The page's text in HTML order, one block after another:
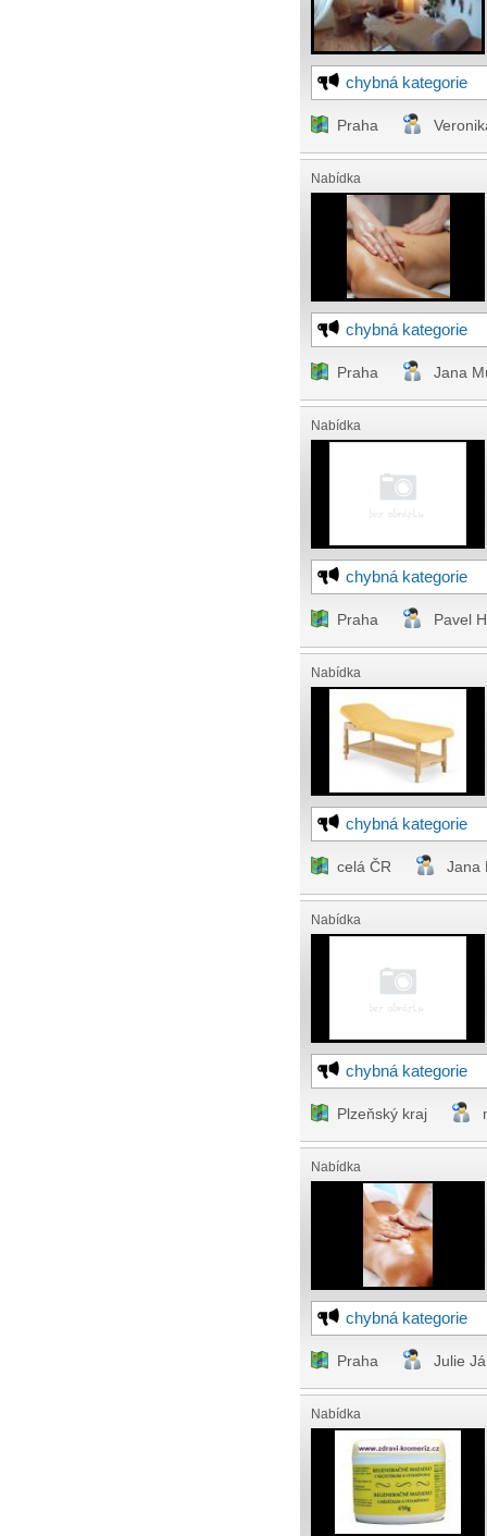
chybná kategorie
Praha
Nabídka
chybná kategorie
Praha Jana
Nabídka
chybná kategorie
Praha Pavel
Nabídka
chybná kategorie
celá ČR Jana
Nabídka
chybná kategorie
Plzeňský kraj
Nabídka
chybná kategorie
Praha Julie
Nabídka